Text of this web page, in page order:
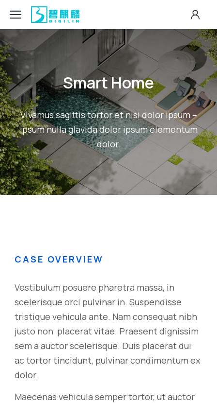
Smart Home
Vivamus sagittis tortor et nisi dolor ipsum –
ipsum nulla glavida dolor ipsum elementum
dolor.
CASE OVERVIEW
Vestibulum posuere pharetra massa, in
scelerisque orci pulvinar in. Suspendisse
tristique vehicula ante. Nam consequat nibh
justo non placerat vitae. Praesent dignissim
sem a auctor scelerisque. Duis placerat dui
ac tortor tincidunt, pulvinar condimentum ex
dolor.
Maecenas vehicula semper tortor, ut auctor